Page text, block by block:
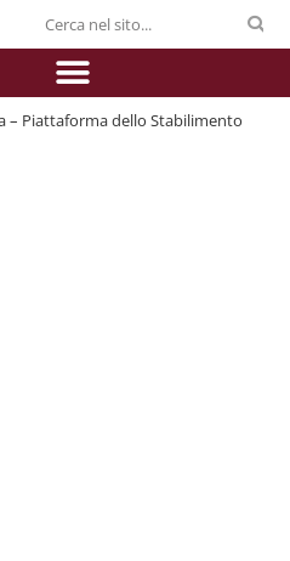
– Piattaforma dello Stabilimento